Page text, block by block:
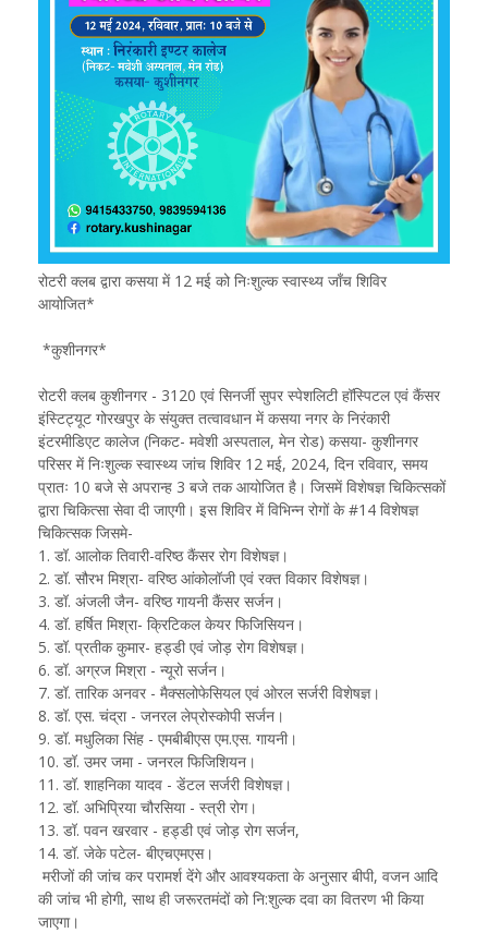
रोटरी क्लब द्वारा कसया में 12 मई को निःशुल्क स्वास्थ्य जाँच शिविर
आयोजित*
*कुशीनगर*
रोटरी क्लब कुशीनगर - 3120 एवं सिनर्जी सुपर स्पेशलिटी हॉस्पिटल एवं कैंसर
इंस्टिट्यूट गोरखपुर के संयुक्त तत्वावधान में कसया नगर के निरंकारी
इंटरमीडिएट कालेज (निकट- मवेशी अस्पताल, मेन रोड) कसया- कुशीनगर
परिसर में निःशुल्क स्वास्थ्य जांच शिविर 12 मई, 2024, दिन रविवार, समय
प्रातः 10 बजे से अपरान्ह 3 बजे तक आयोजित है। जिसमें विशेषज्ञ चिकित्सकों
द्वारा चिकित्सा सेवा दी जाएगी। इस शिविर में विभिन्न रोगों के #14 विशेषज्ञ
चिकित्सक जिसमे-
1. डॉ. आलोक तिवारी-वरिष्ठ कैंसर रोग विशेषज्ञ।
2. डॉ. सौरभ मिश्रा- वरिष्ठ आंकोलॉजी एवं रक्त विकार विशेषज्ञ।
3. डॉ. अंजली जैन- वरिष्ठ गायनी कैंसर सर्जन।
4. डॉ. हर्षित मिश्रा- क्रिटिकल केयर फिजिसियन।
5. डॉ. प्रतीक कुमार- हड्डी एवं जोड़ रोग विशेषज्ञ।
6. डॉ. अग्रज मिश्रा - न्यूरो सर्जन।
7. डॉ. तारिक अनवर - मैक्सलोफेसियल एवं ओरल सर्जरी विशेषज्ञ।
8. डॉ. एस. चंद्रा - जनरल लेप्रोस्कोपी सर्जन।
9. डॉ. मधुलिका सिंह - एमबीबीएस एम.एस. गायनी।
10. डॉ. उमर जमा - जनरल फिजिशियन।
11. डॉ. शाहनिका यादव - डेंटल सर्जरी विशेषज्ञ।
12. डॉ. अभिप्रिया चौरसिया - स्त्री रोग।
13. डॉ. पवन खरवार - हड्डी एवं जोड़ रोग सर्जन,
14. डॉ. जेके पटेल- बीएचएमएस।
मरीजों की जांच कर परामर्श देंगे और आवश्यकता के अनुसार बीपी, वजन आदि
की जांच भी होगी, साथ ही जरूरतमंदों को नि:शुल्क दवा का वितरण भी किया
जाएगा।